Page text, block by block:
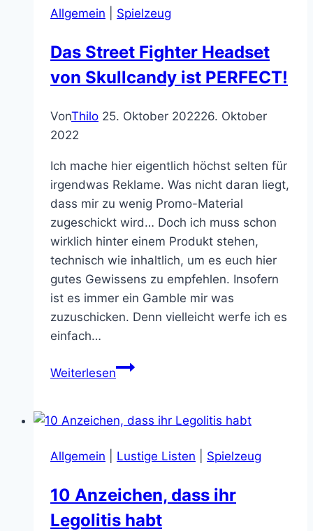
ist
und
ich
Allgemein Spielzeug
Das Street Fighter Headset
von Skullcandy ist PERFECT!
VonThilo 25. Oktober 202226. Oktober
2022
Ich mache hier eigentlich höchst selten für
irgendwas Reklame. Was nicht daran liegt,
dass mir zu wenig Promo-Material
zugeschickt wird… Doch ich muss schon
wirklich hinter einem Produkt stehen,
technisch wie inhaltlich, um es euch hier
gutes Gewissens zu empfehlen. Insofern
ist es immer ein Gamble mir was
zuzuschicken. Denn vielleicht werfe ich es
einfach…
WeiterlesenDas
Headset
Skullcandy
PERFECT!
Allgemein Lustige Listen Spielzeug
10 Anzeichen, dass ihr
Legolitis habt